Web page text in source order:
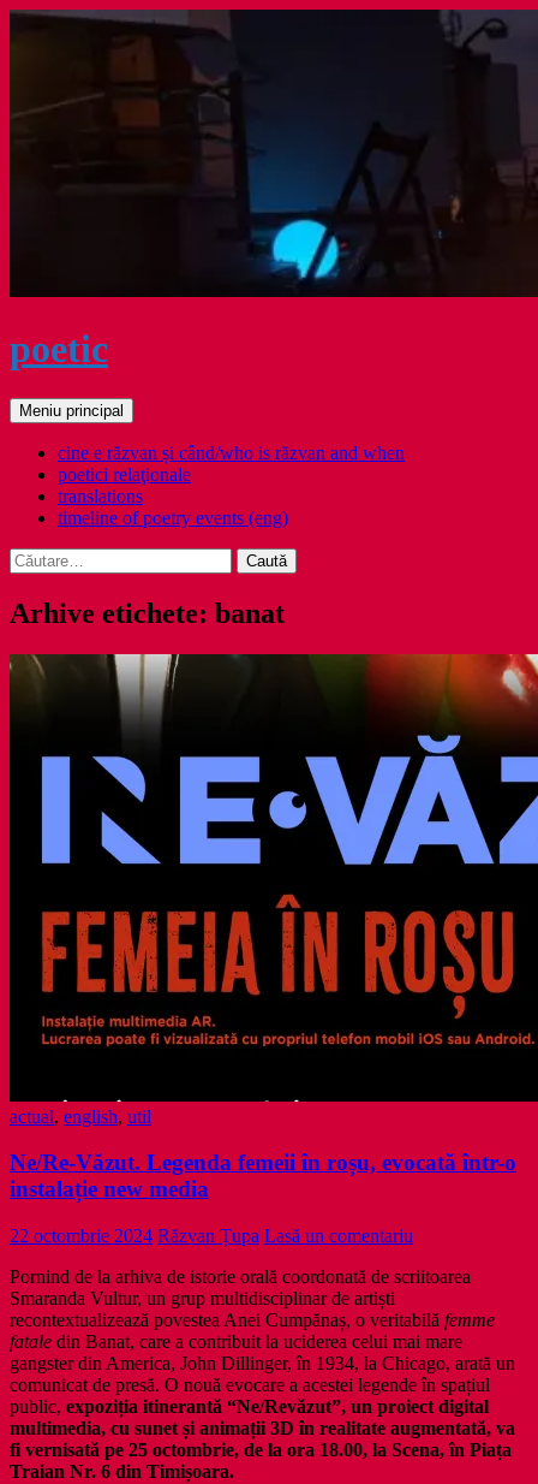
poetic
Caută
Meniu principal
cine e răzvan și când/who is răzvan and when
poetici relaţionale
translations
timeline of poetry events (eng)
Caută
după:
Arhive etichete: banat
actual, english, util
Ne/Re-Văzut. Legenda femeii în roșu, evocată într-o
instalație new media
22 octombrie 2024 Răzvan Țupa Lasă un comentariu
Pornind de la arhiva de istorie orală coordonată de scriitoarea
Smaranda Vultur, un grup multidisciplinar de artiști
recontextualizează povestea Anei Cumpănaș, o veritabilă femme
fatale din Banat, care a contribuit la uciderea celui mai mare
gangster din America, John Dillinger, în 1934, la Chicago, arată un
comunicat de presă. O nouă evocare a acestei legende în spațiul
public, expoziția itinerantă “Ne/Revăzut”, un proiect digital
multimedia, cu sunet și animații 3D în realitate augmentată, va
fi vernisată pe 25 octombrie, de la ora 18.00, la Scena, în Piața
Traian Nr. 6 din Timișoara.